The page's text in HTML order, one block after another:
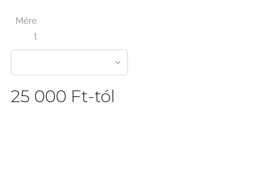
Mére
t
25 000 Ft-tól